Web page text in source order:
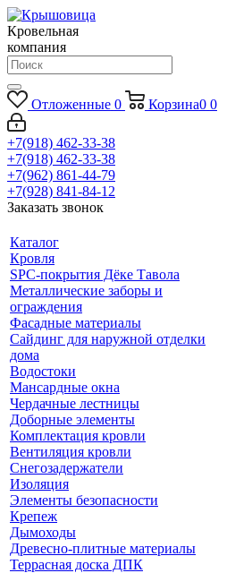
Кровельная
компания
Отложенные 0 Корзина0 0
+7(918) 462-33-38
+7(918) 462-33-38
+7(962) 861-44-79
+7(928) 841-84-12
Заказать звонок
Каталог
Кровля
SPC-покрытия Дёке Тавола
Металлические заборы и
ограждения
Фасадные материалы
Сайдинг для наружной отделки
дома
Водостоки
Мансардные окна
Чердачные лестницы
Доборные элементы
Комплектация кровли
Вентиляция кровли
Снегозадержатели
Изоляция
Элементы безопасности
Крепеж
Дымоходы
Древесно-плитные материалы
Террасная доска ДПК